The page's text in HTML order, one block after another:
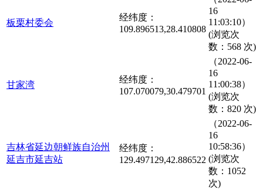
板栗村委会
经纬度：
109.896513,28.410808
16
11:03:10）
(浏览次
数：568 次)
甘家湾
经纬度：
107.070079,30.479701
（2022-06-
16
11:00:38）
(浏览次
数：820 次)
吉林省延边朝鲜族自治州
延吉市延吉站
经纬度：
129.497129,42.886522
（2022-06-
16
10:58:36）
(浏览次
数：1052
次)